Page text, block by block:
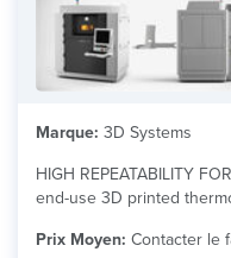
Marque: 3D Systems
HIGH REPEATABILITY FOR
end-use 3D printed
Prix Moyen: Contacter le